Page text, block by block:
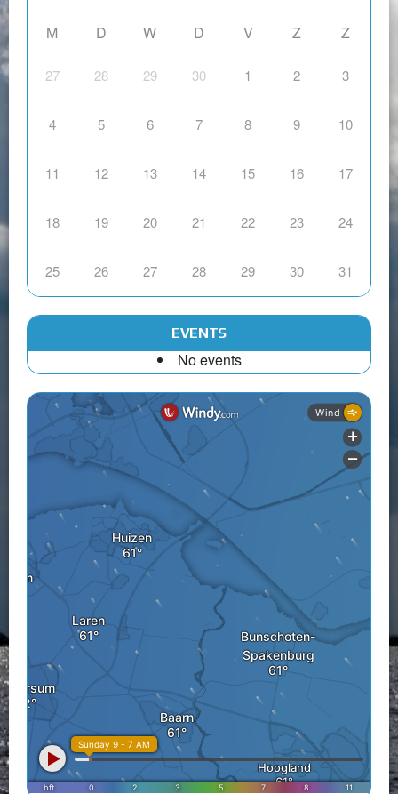
M D W D V Z Z
27 28 29 30 1 2 3
4 5 6 7 8 9 10
11 12 13 14 15 16 17
18 19 20 21 22 23 24
25 26 27 28 29 30 31
EVENTS
No events